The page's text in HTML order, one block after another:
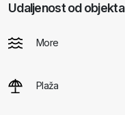
Udaljenost od objekta
More
Plaža